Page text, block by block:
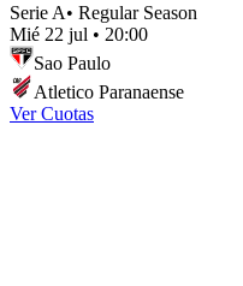
Serie A• Regular Season
Mié 22 jul • 20:00
Sao Paulo
Atletico Paranaense
Ver Cuotas